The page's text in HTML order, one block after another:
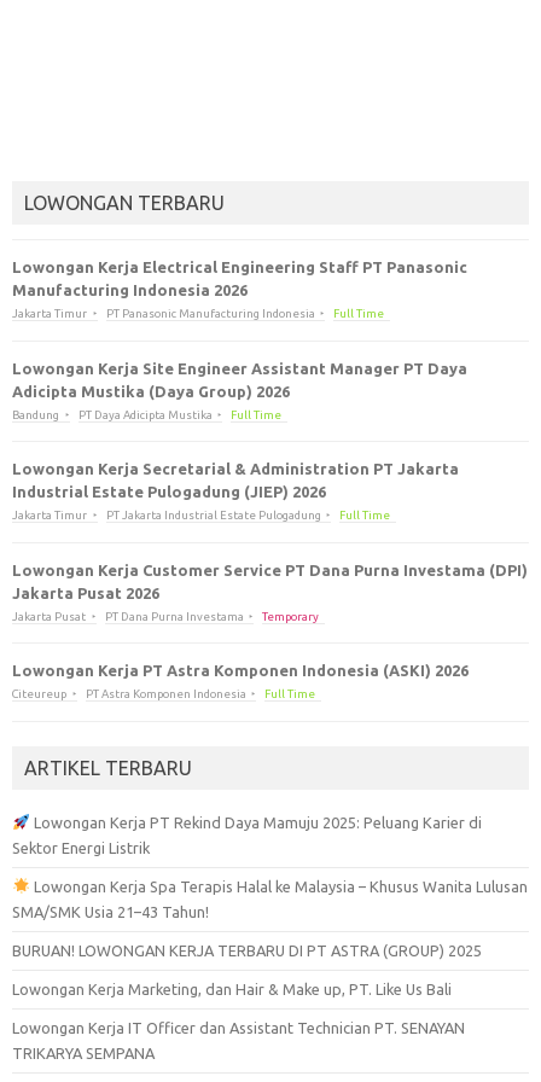
LOWONGAN TERBARU
Lowongan Kerja Electrical Engineering Staff PT Panasonic
Manufacturing Indonesia 2026
Jakarta Timur PT Panasonic Manufacturing Indonesia Full Time
Lowongan Kerja Site Engineer Assistant Manager PT Daya
Adicipta Mustika (Daya Group) 2026
Bandung PT Daya Adicipta Mustika Full Time
Lowongan Kerja Secretarial & Administration PT Jakarta
Industrial Estate Pulogadung (JIEP) 2026
Jakarta Timur PT Jakarta Industrial Estate Pulogadung Full Time
Lowongan Kerja Customer Service PT Dana Purna Investama (DPI)
Jakarta Pusat 2026
Jakarta Pusat PT Dana Purna Investama Temporary
Lowongan Kerja PT Astra Komponen Indonesia (ASKI) 2026
Citeureup PT Astra Komponen Indonesia Full Time
ARTIKEL TERBARU
Lowongan Kerja PT Rekind Daya Mamuju 2025: Peluang Karier di
Sektor Energi Listrik
Lowongan Kerja Spa Terapis Halal ke Malaysia – Khusus Wanita Lulusan
SMA/SMK Usia 21–43 Tahun!
BURUAN! LOWONGAN KERJA TERBARU DI PT ASTRA (GROUP) 2025
Lowongan Kerja Marketing, dan Hair & Make up, PT. Like Us Bali
Lowongan Kerja IT Officer dan Assistant Technician PT. SENAYAN
TRIKARYA SEMPANA